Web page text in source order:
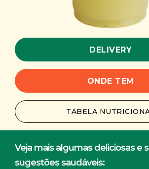
DELIVERY
ONDE TEM
TABELA
Veja mais algumas deliciosas e
sugestões saudáveis: